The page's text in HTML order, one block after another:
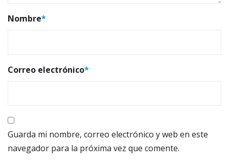
Nombre*
Correo electrónico*
Guarda mi nombre, correo electrónico y web en este
navegador para la próxima vez que comente.